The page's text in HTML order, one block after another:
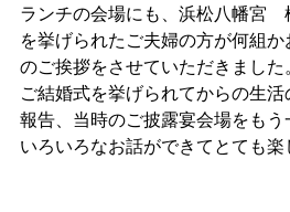
ランチの会場にも、浜松八幡宮
を挙げられたご夫婦の方が何組
のご挨拶をさせていただきました。
ご結婚式を挙げられてからの生
報告、当時のご披露宴会場をもう
いろいろなお話ができてとても楽